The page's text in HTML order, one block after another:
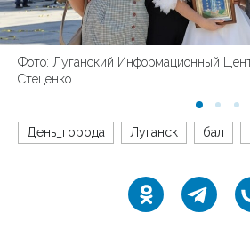
Фото: Луганский Информационный
Стеценко
День_города Луганск бал